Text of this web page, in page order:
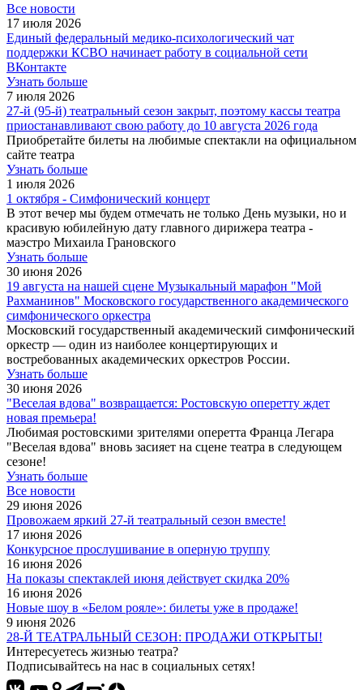
Все новости
17 июля 2026
Единый федеральный медико-психологический чат
поддержки КСВО начинает работу в социальной сети
ВКонтакте
Узнать больше
7 июля 2026
27-й (95-й) театральный сезон закрыт, поэтому кассы театра
приостанавливают свою работу до 10 августа 2026 года
Приобретайте билеты на любимые спектакли на официальном
сайте театра
Узнать больше
1 июля 2026
1 октября - Симфонический концерт
В этот вечер мы будем отмечать не только День музыки, но и
красивую юбилейную дату главного дирижера театра -
маэстро Михаила Грановского
Узнать больше
30 июня 2026
19 августа на нашей сцене Музыкальный марафон "Мой
Рахманинов" Московского государственного академического
симфонического оркестра
Московский государственный академический симфонический
оркестр — один из наиболее концертирующих и
востребованных академических оркестров России.
Узнать больше
30 июня 2026
"Веселая вдова" возвращается: Ростовскую оперетту ждет
новая премьера!
Любимая ростовскими зрителями оперетта Франца Легара
"Веселая вдова" вновь засияет на сцене театра в следующем
сезоне!
Узнать больше
Все новости
29 июня 2026
Провожаем яркий 27-й театральный сезон вместе!
17 июня 2026
Конкурсное прослушивание в оперную труппу
16 июня 2026
На показы спектаклей июня действует скидка 20%
16 июня 2026
Новые шоу в «Белом рояле»: билеты уже в продаже!
9 июня 2026
28-Й ТЕАТРАЛЬНЫЙ СЕЗОН: ПРОДАЖИ ОТКРЫТЫ!
Интересуетесь жизнью театра?
Подписывайтесь на нас в социальных сетях!